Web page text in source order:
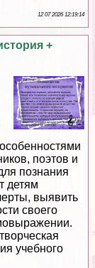
12 07 2026 12:19:14
+
поэтов и
познания
детям
выявить
своего
учебного